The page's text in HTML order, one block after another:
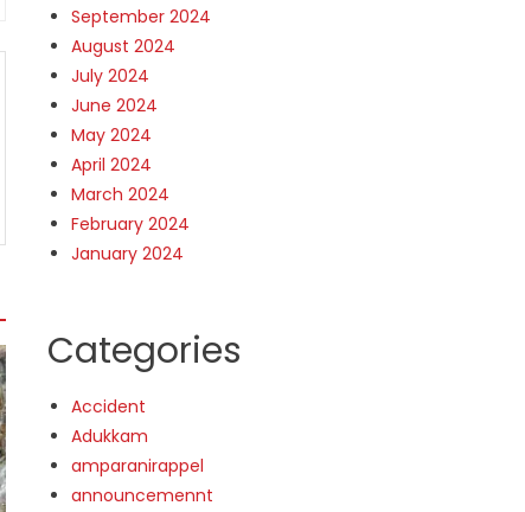
September 2024
August 2024
July 2024
June 2024
May 2024
April 2024
March 2024
February 2024
January 2024
Categories
Accident
Adukkam
amparanirappel
announcemennt